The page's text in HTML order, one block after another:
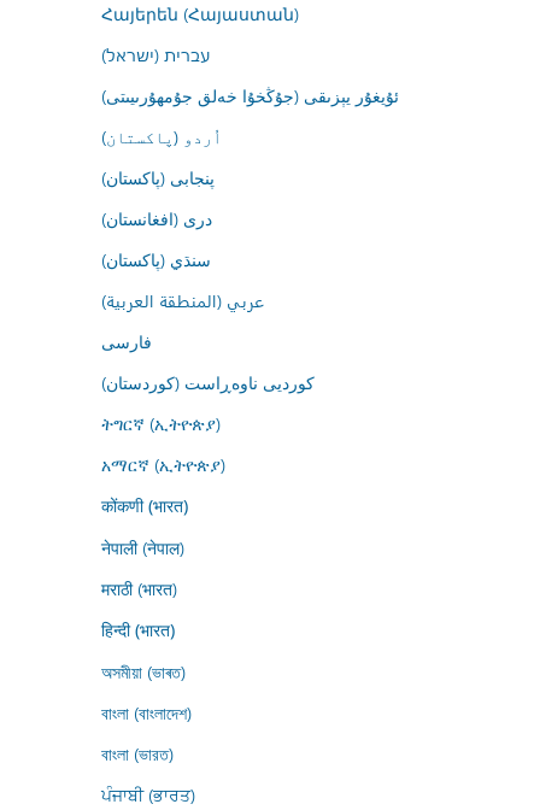
Հայերեն (Հայաստան)
עברית (ישראל)
ئۇيغۇر يېزىقى (جۇڭخۇا خەلق جۇمھۇرىيىتى)
اُردو (پاکستان)
پنجابی (پاکستان)
درى (افغانستان)
سنڌي (پاکستان)
عربي (المنطقة العربية)
فارسى
کوردیی ناوەڕاست (کوردستان)
ትግርኛ (ኢትዮጵያ)
አማርኛ (ኢትዮጵያ)
कोंकणी (भारत)
नेपाली (नेपाल)
मराठी (भारत)
हिन्दी (भारत)
অসমীয়া (ভাৰত)
বাংলা (বাংলাদেশ)
বাংলা (ভারত)
ਪੰਜਾਬੀ (ਭਾਰਤ)